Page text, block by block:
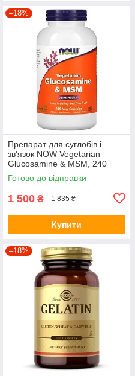
–18%
Препарат для суглобів і
зв'язок NOW Vegetarian
Glucosamine & MSM, 240
вегакапсул
Готово до відправки
1 500 ₴ 1 835 ₴
Купити
–18%